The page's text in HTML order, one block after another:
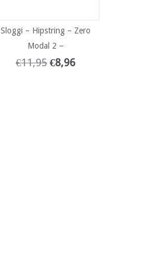
Sloggi – Hipstring – Zero
Modal 2 –
€11,95 €8,96